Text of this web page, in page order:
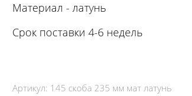
Материал - латунь
Срок поставки 4-6 недель
Артикул: 145 скоба 235 мм мат латунь